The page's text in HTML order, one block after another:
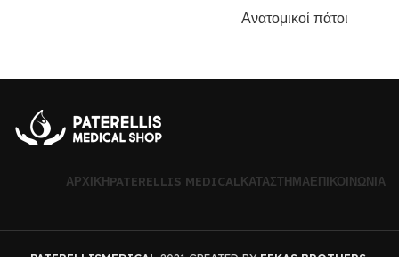
Ανατομικοί πάτοι
ΑΡΧΙΚΉPATERELLIS MEDICALΚΑΤΆΣΤΗΜΑΕΠΙΚΟΙΝΩΝΊΑ